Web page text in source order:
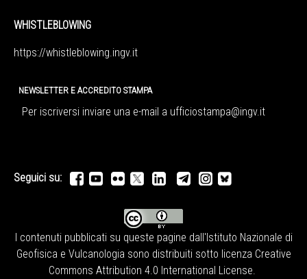
WHISTLEBLOWING
https://whistleblowing.ingv.it
NEWSLETTER E ACCREDITO STAMPA
Per iscriversi inviare una e-mail a ufficiostampa@ingv.it
Seguici su:
I contenuti pubblicati su queste pagine dall' Istituto Nazionale di
Geofisica e Vulcanologia sono distribuiti sotto licenza Creative
Commons Attribution 4.0 International License.